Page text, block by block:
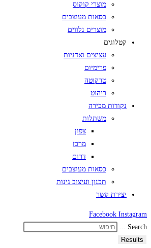
מוצרי קוקוס
כסאות מעוצבים
מוצרים נלווים
קטלוגים
עציצים ואדניות
פרימיום
טרקוטה
ריהוט
נקודות מכירה
משתלות
צפון
מרכז
דרום
כסאות מעוצבים
תכנון ועיצוב גינות
יצירת קשר
Facebook Instagram
Search ...
Results